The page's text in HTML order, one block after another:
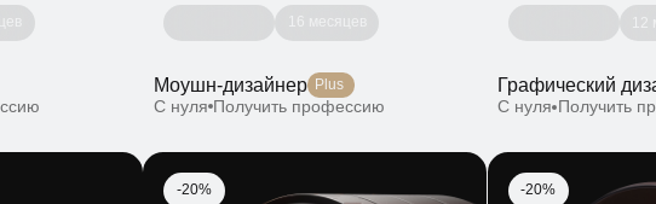
Моушн-дизайнер Plus
С нуля Получить профессию
Графический дизайнер
Получить профессию
-20% -20%